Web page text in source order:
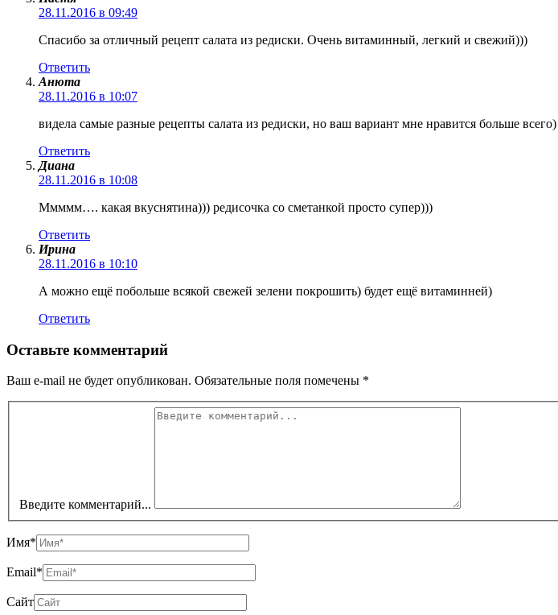
28.11.2016 в 09:49
Спасибо за отличный рецепт салата из редиски. Очень витаминный, легкий и свежий)))
Ответить
Анюта
28.11.2016 в 10:07
видела самые разные рецепты салата из редиски, но ваш вариант мне нравится больше
Ответить
Диана
28.11.2016 в 10:08
Ммммм…. какая вкуснятина))) редисочка со сметанкой просто супер)))
Ответить
Ирина
28.11.2016 в 10:10
А можно ещё побольше всякой свежей зелени покрошить) будет ещё витаминней)
Ответить
Оставьте комментарий
Ваш e-mail не будет опубликован. Обязательные поля помечены *
Введите комментарий...
Имя*
Email*
Сайт